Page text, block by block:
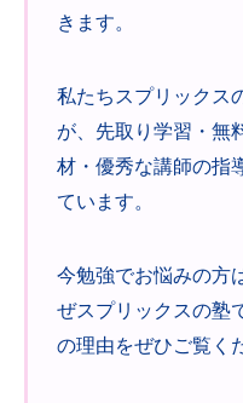
きます。
私たちスプリックス
が、先取り学習・無
材・優秀な講師の指
ています。
今勉強でお悩みの方
ぜスプリックスの塾
の理由をぜひご覧く